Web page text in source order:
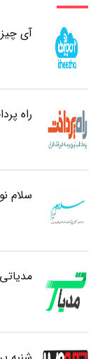
آی
راه
سلام
مدیاتی